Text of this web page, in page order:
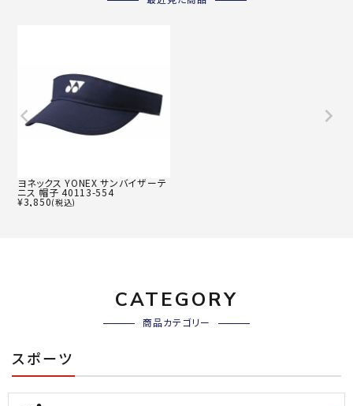
ヨネックス YONEX サンバイザーテ
ニス 帽子 40113-554
¥3,850(税込)
CATEGORY
商品カテゴリー
スポーツ